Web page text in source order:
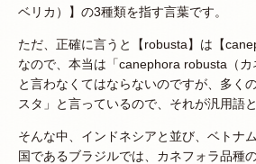
ベリカ）】の3種類を指す言葉です。
ただ、正確に言うと【robusta】は【
なので、本当は「canephora robusta（カ
と言わなくてはならないのですが、多く
スタ」と言っているので、それが汎用語
そんな中、インドネシアと並び、ベトナ
国であるブラジルでは、カネフォラ品種